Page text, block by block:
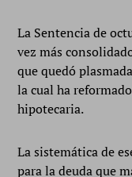
La Sentencia de
vez más
que quedó
la cual ha
hipotecaria.
La sistemática de
para la deuda que